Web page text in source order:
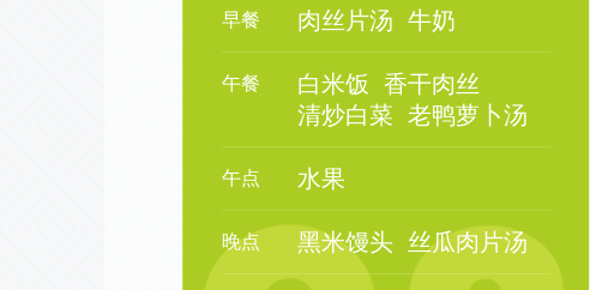
早餐 肉丝片汤 牛奶
午餐 白米饭 香干肉丝
清炒白菜 老鸭萝卜汤
午点 水果
晚点 黑米馒头 丝瓜肉片汤